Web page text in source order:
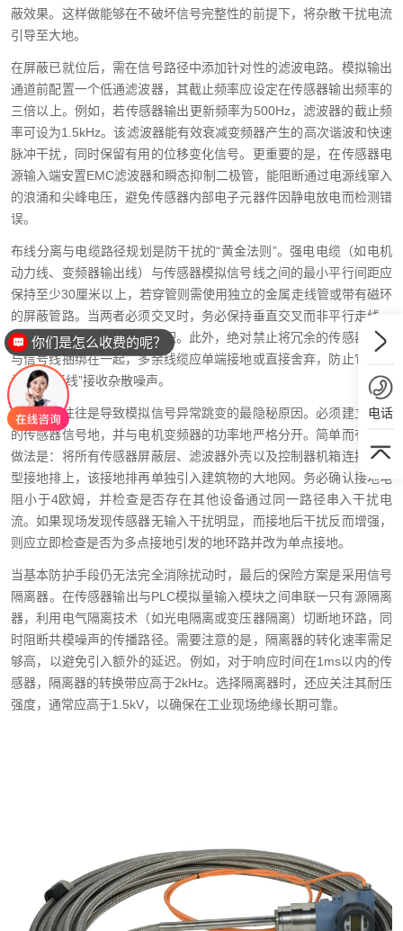
蔽效果。这样做能够在不破坏信号完整性的前提下，将杂散干扰电流
引导至大地。
在屏蔽已就位后，需在信号路径中添加针对性的滤波电路。模拟输出
通道前配置一个低通滤波器，其截止频率应设定在传感器输出频率的
三倍以上。例如，若传感器输出更新频率为500Hz，滤波器的截止频
率可设为1.5kHz。该滤波器能有效衰减变频器产生的高次谐波和快速
脉冲干扰，同时保留有用的位移变化信号。更重要的是，在传感器电
源输入端安置EMC滤波器和瞬态抑制二极管，能阻断通过电源线窜入
的浪涌和尖峰电压，避免传感器内部电子元器件因静电放电而检测错
误。
布线分离与电缆路径规划是防干扰的“黄金法则”。强电电缆（如电机
动力线、变频器输出线）与传感器模拟信号线之间的最小平行间距应
保持至少30厘米以上，若穿管则需使用独立的金属走线管或带有磁环
的屏蔽管路。当两者必须交叉时，务必保持垂直交叉而非平行走线，
以最大限度地减小磁耦合面积。此外，绝对禁止将冗余的传感器导线
与信号线捆绑在一起，多余线缆应单端接地或直接舍弃，防止它们成
为“隐形天线”接收杂散噪声。
接地不当往往是导致模拟信号异常跳变的最隐秘原因。必须建立独立
的传感器信号地，并与电机变频器的功率地严格分开。简单而有效的
做法是：将所有传感器屏蔽层、滤波器外壳以及控制器机箱连接到星
型接地排上，该接地排再单独引入建筑物的大地网。务必确认接地电
阻小于4欧姆，并检查是否存在其他设备通过同一路径串入干扰电
流。如果现场发现传感器无输入干扰明显，而接地后干扰反而增强，
则应立即检查是否为多点接地引发的地环路并改为单点接地。
当基本防护手段仍无法完全消除扰动时，最后的保险方案是采用信号
隔离器。在传感器输出与PLC模拟量输入模块之间串联一只有源隔离
器，利用电气隔离技术（如光电隔离或变压器隔离）切断地环路，同
时阻断共模噪声的传播路径。需要注意的是，隔离器的转化速率需足
够高，以避免引入额外的延迟。例如，对于响应时间在1ms以内的传
感器，隔离器的转换带应高于2kHz。选择隔离器时，还应关注其耐压
强度，通常应高于1.5kV，以确保在工业现场绝缘长期可靠。
电话
你们是怎么收费的呢？